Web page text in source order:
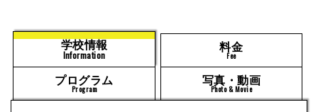
学校情報
Information
料金
Fee
プログラム
Program
写真・動画
Photo & Movie